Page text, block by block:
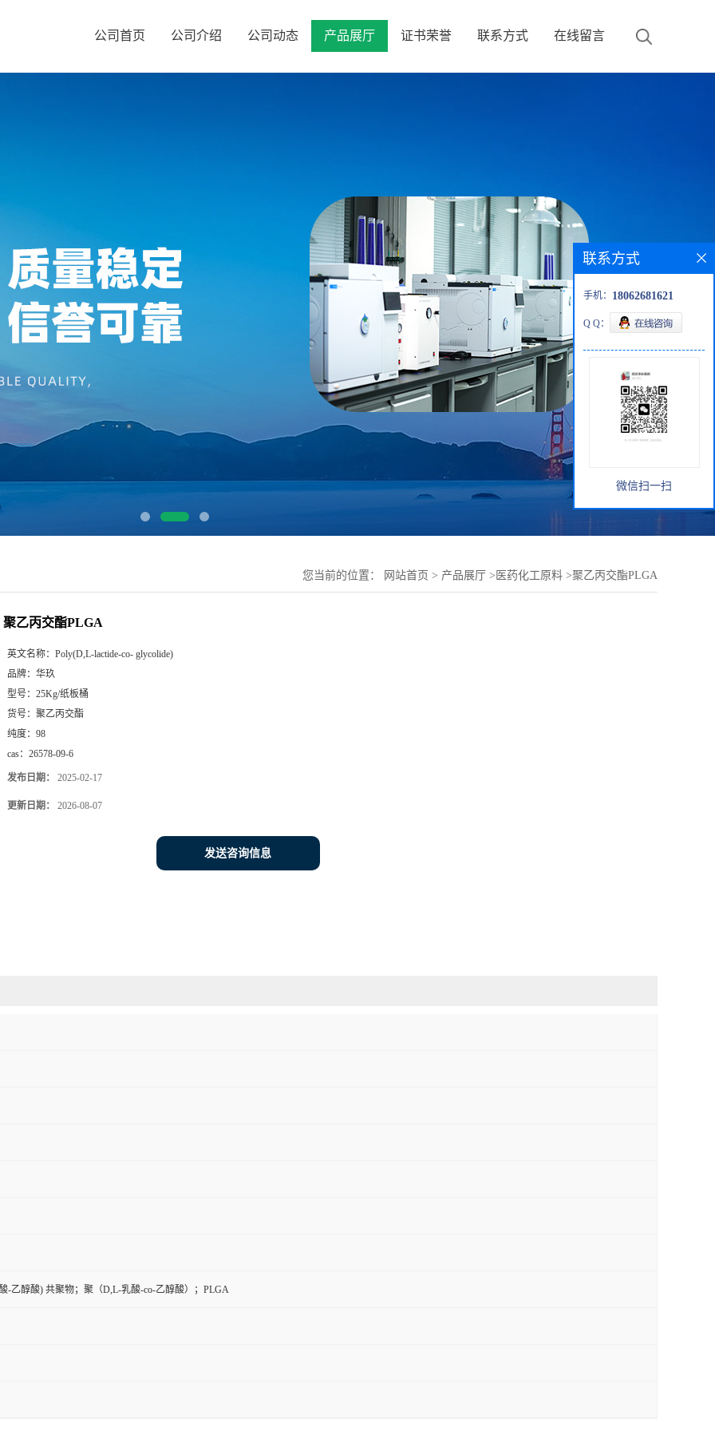
公司首页 公司介绍 公司动态 产品展厅 证书荣誉 联系方式 在线留言
您当前的位置： 网站首页 > 产品展厅 > 医药化工原料 >聚乙丙交酯PLGA
聚乙丙交酯PLGA
英文名称： Poly(D,L-lactide-co- glycolide)
品牌： 华玖
型号： 25Kg/纸板桶
货号： 聚乙丙交酯
纯度： 98
cas： 26578-09-6
发布日期： 2025-02-17
更新日期： 2026-08-07
发送咨询信息
-乙醇酸) 共聚物；聚（D,L-乳酸-co-乙醇酸）；PLGA
联系方式
手机： 18062681621
Q Q：
微信扫一扫